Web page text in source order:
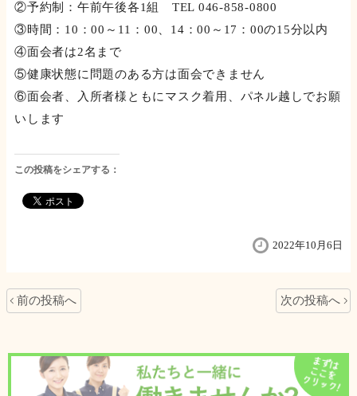
②予約制：午前午後各1組 TEL 046-858-0800
③時間：10：00～11：00、14：00～17：00の15分以内
④面会者は2名まで
⑤健康状態に問題のある方は面会できません
⑥面会者、入所者様ともにマスク着用、パネル越しでお願
いします
この投稿をシェアする：
2022年10月6日
前の投稿へ 次の投稿へ